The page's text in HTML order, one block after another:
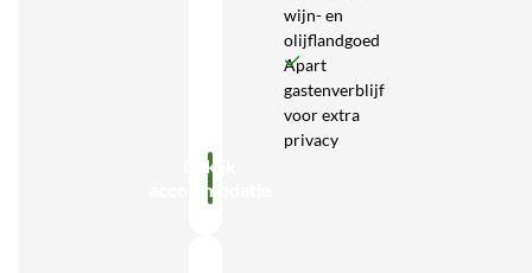
wijn- en
olijflandgoed
Apart
gastenverblijf
voor extra
privacy
Bekijk
accommodatie